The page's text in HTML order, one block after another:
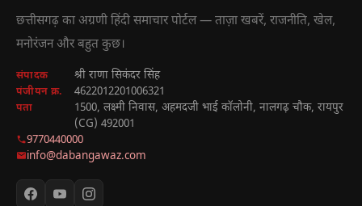
छत्तीसगढ़ का अग्रणी हिंदी समाचार पोर्टल — ताज़ा खबरें, राजनीति, खेल,
मनोरंजन और बहुत कुछ।
संपादक श्री राणा सिकंदर सिंह
पंजीयन क्र. 4622012201006321
पता
1500, लक्ष्मी निवास, अहमदजी भाई कॉलोनी, नालगढ़ चौक, रायपुर
(CG) 492001
9770440000
info@dabangawaz.com